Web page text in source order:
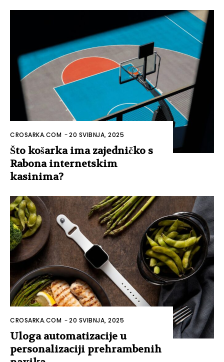
CROSARKA.COM -20 SVIBNJA, 2025
Što košarka ima zajedničko s
Rabona internetskim
kasinima?
CROSARKA.COM -20 SVIBNJA, 2025
Uloga automatizacije u
personalizaciji prehrambenih